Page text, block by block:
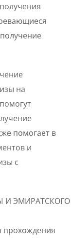
на
помогает в
и
с
И ЭМИРАТСКОГО
прохождения